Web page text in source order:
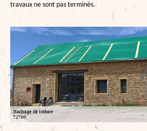
travaux ne sont pas terminés.